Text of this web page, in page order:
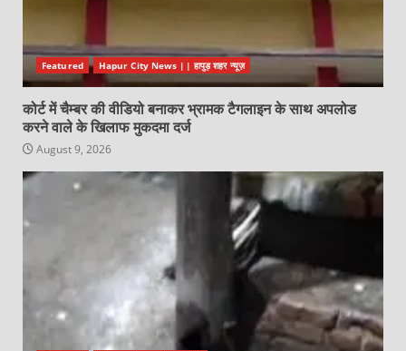
Featured Hapur City News || हापुड़ शहर न्यूज़
कोर्ट में चैम्बर की वीडियो बनाकर भ्रामक टैगलाइन के साथ अपलोड
करने वाले के खिलाफ मुकदमा दर्ज
August 9, 2026